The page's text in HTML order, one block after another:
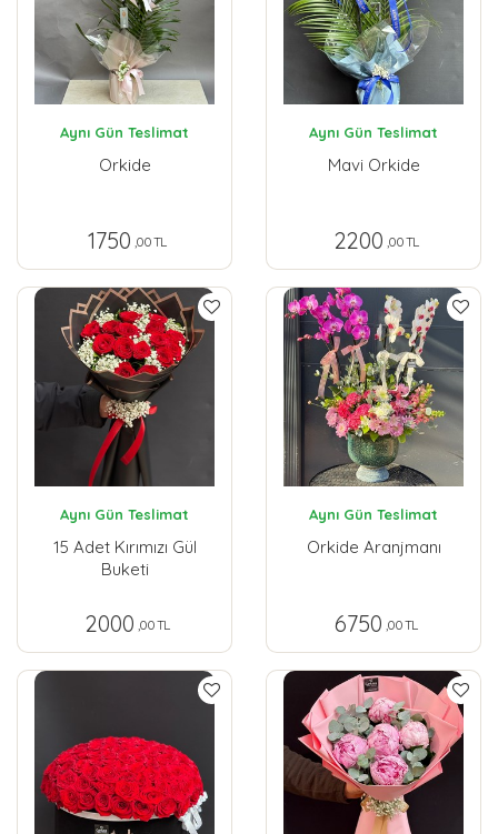
Aynı Gün Teslimat
Orkide
1750 ,00 TL
Aynı Gün Teslimat
Mavi Orkide
2200 ,00 TL
Aynı Gün Teslimat
15 Adet Kırımızı Gül
Buketi
2000 ,00 TL
Aynı Gün Teslimat
Orkide Aranjmanı
6750 ,00 TL